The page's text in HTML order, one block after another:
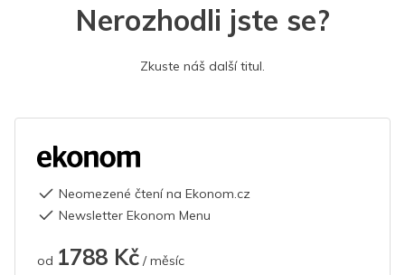
Nerozhodli jste se?
Zkuste náš další titul.
Neomezené čtení na Ekonom.cz
Newsletter Ekonom Menu
od 1788 Kč / měsíc